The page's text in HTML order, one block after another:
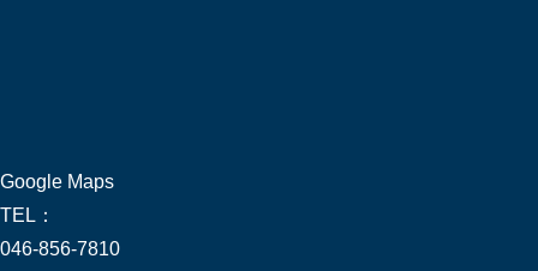
Google Maps
TEL：
046-856-7810